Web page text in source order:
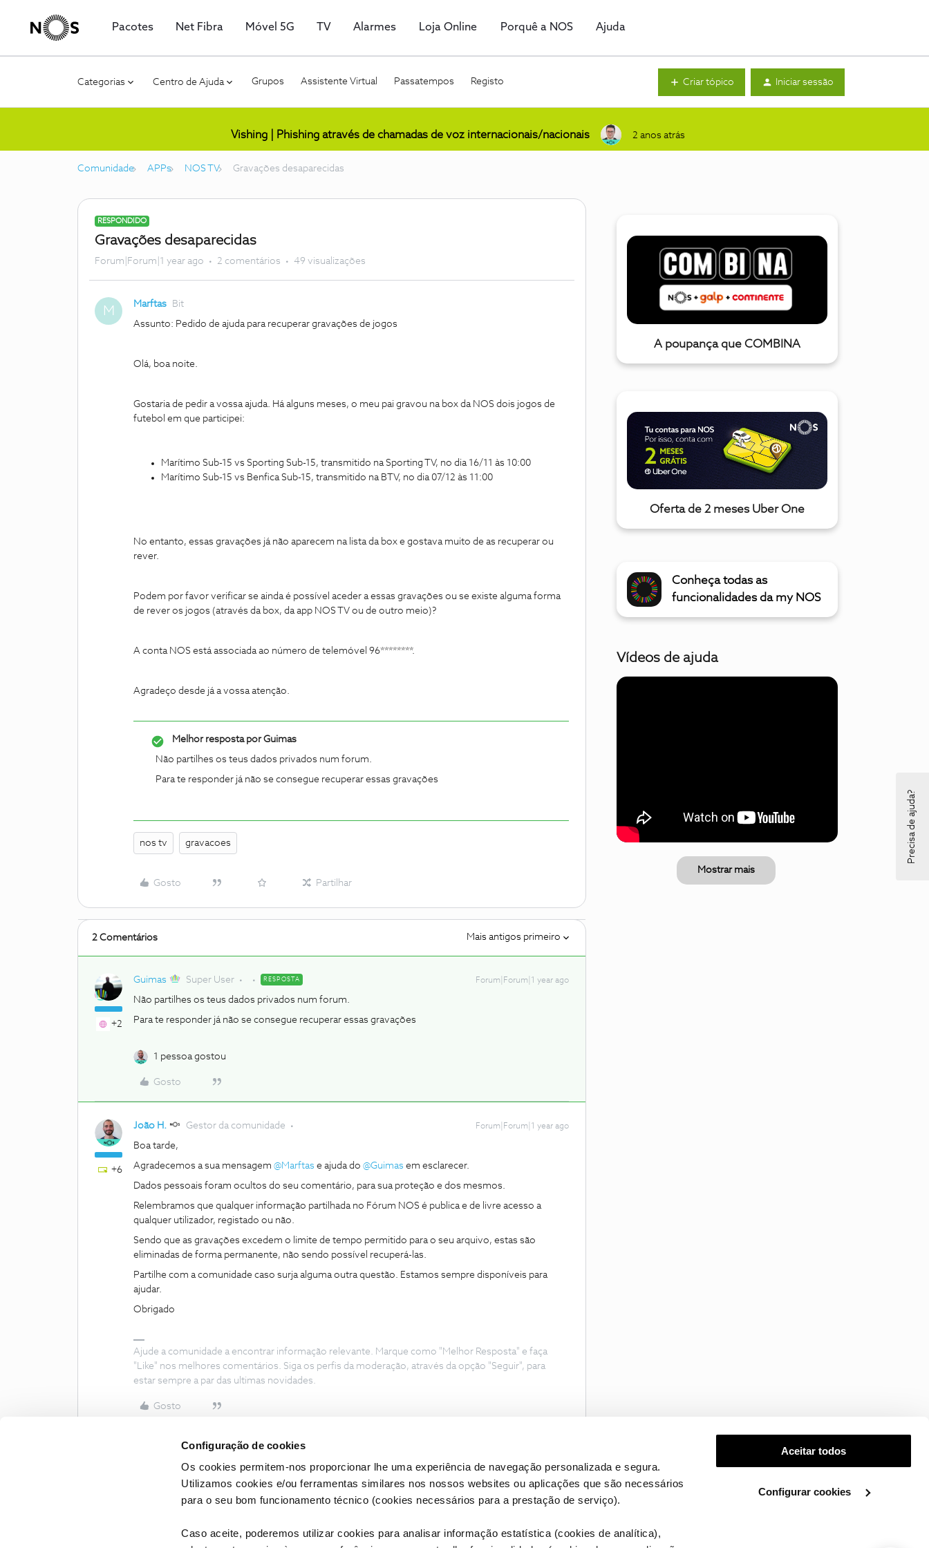
Configuração de cookies
Os cookies permitem-nos proporcionar lhe uma experiência de navegação personalizada e segura.
Utilizamos cookies e/ou ferramentas similares nos nossos websites ou aplicações que são necessários
para o seu bom funcionamento técnico (cookies necessários para a prestação de serviço).
Caso aceite, poderemos utilizar cookies para analisar informação estatística (cookies de analítica),
Aceitar todos
Configurar cookies
Pacotes Net Fibra Móvel 5G TV Alarmes Loja Online Porquê a NOS Ajuda
Categorias Centro de Ajuda Grupos Assistente Virtual Passatempos Registo Criar tópico Iniciar sessão
Vishing | Phishing através de chamadas de voz internacionais/nacionais 2 anos atrás
Comunidade APPs NOS TV Gravações desaparecidas
RESPONDIDO
Gravações desaparecidas
Forum|Forum|1 year ago 2 comentários 49 visualizações
M Marftas Bit
Assunto: Pedido de ajuda para recuperar gravações de jogos
Olá, boa noite.
Gostaria de pedir a vossa ajuda. Há alguns meses, o meu pai gravou na box da NOS dois jogos de
futebol em que participei:
Marítimo Sub-15 vs Sporting Sub-15, transmitido na Sporting TV, no dia 16/11 às 10:00
Marítimo Sub-15 vs Benfica Sub-15, transmitido na BTV, no dia 07/12 às 11:00
No entanto, essas gravações já não aparecem na lista da box e gostava muito de as recuperar ou
rever.
Podem por favor verificar se ainda é possível aceder a essas gravações ou se existe alguma forma
de rever os jogos (através da box, da app NOS TV ou de outro meio)?
A conta NOS está associada ao número de telemóvel 96********.
Agradeço desde já a vossa atenção.
Melhor resposta porGuimas
Não partilhes os teus dados privados num forum.
Para te responder já não se consegue recuperar essas gravações
nos tv gravacoes
Gosto Partilhar
2 Comentários Mais antigos primeiro
+2
Guimas Super User RESPOSTA Forum|Forum|1 year ago
Não partilhes os teus dados privados num forum.
Para te responder já não se consegue recuperar essas gravações
1 pessoa gostou
Gosto
+6
João H. Gestor da comunidade Forum|Forum|1 year ago
Boa tarde,
Agradecemos a sua mensagem ​ @Marftas e ajuda do ​ @Guimas em esclarecer.
Dados pessoais foram ocultos do seu comentário, para sua proteção e dos mesmos.
Relembramos que qualquer informação partilhada no Fórum NOS é publica e de livre acesso a
qualquer utilizador, registado ou não.
Sendo que as gravações excedem o limite de tempo permitido para o seu arquivo, estas são
eliminadas de forma permanente, não sendo possível recuperá-las.
Partilhe com a comunidade caso surja alguma outra questão. Estamos sempre disponíveis para
ajudar.
Obrigado
Ajude a comunidade a encontrar informação relevante. Marque como "Melhor Resposta" e faça
"Like" nos melhores comentários. Siga os perfis da moderação, através da opção "Seguir", para
estar sempre a par das ultimas novidades.
Gosto
A poupança que COMBINA
Oferta de 2 meses Uber One
Conheça todas as
funcionalidades da my NOS
Vídeos de ajuda
Mostrar mais
Precisa de ajuda?